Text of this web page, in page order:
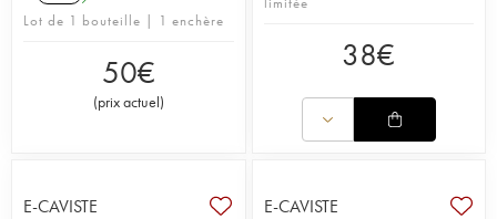
Lot de 1 bouteille | 1 enchère
50€
(prix actuel)
38€
E-CAVISTE E-CAVISTE